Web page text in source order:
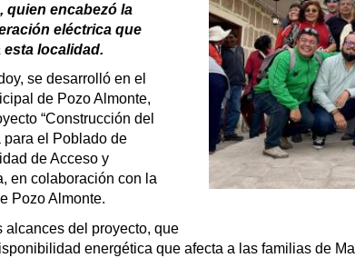
quien encabezó la
eléctrica que
localidad.
se desarrolló en el
de Pozo Almonte,
“Construcción del
para el Poblado de
de Acceso y
en colaboración con la
Pozo Almonte.
del proyecto, que
energética que afecta a las familias de